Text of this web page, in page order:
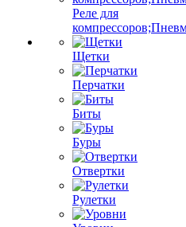
Реле для
Щетки
Перчатки
Биты
Буры
Отвертки
Рулетки